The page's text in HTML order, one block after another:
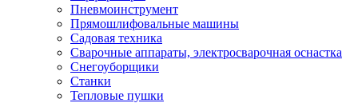
Пневмоинструмент
Прямошлифовальные машины
Садовая техника
Сварочные аппараты, электросварочная оснастка
Снегоуборщики
Станки
Тепловые пушки